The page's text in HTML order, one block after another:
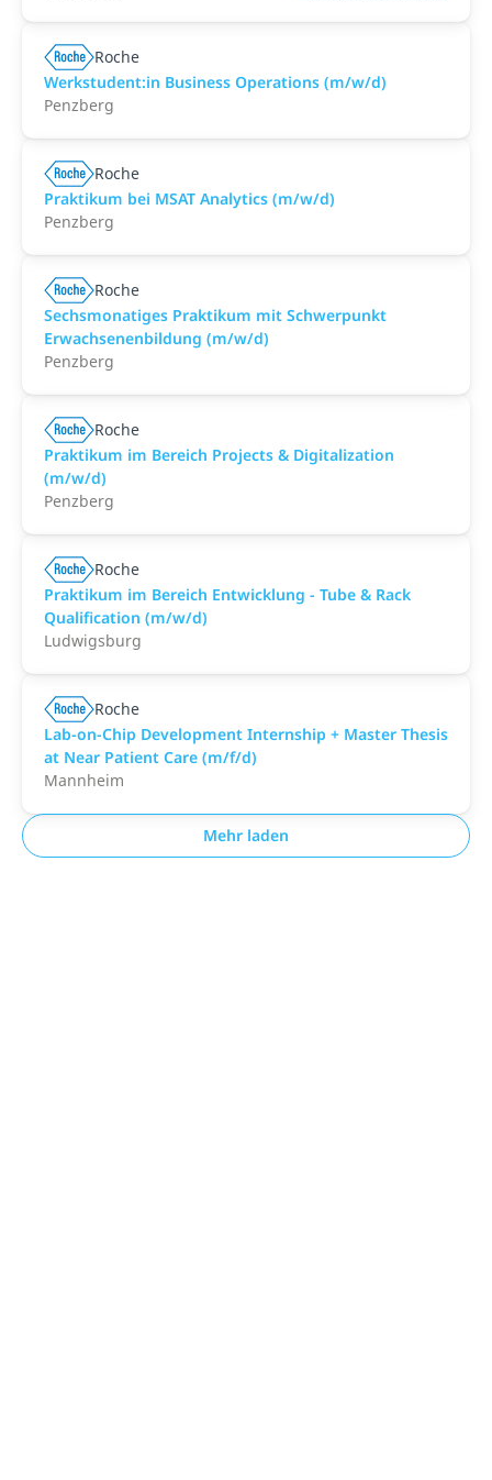
Roche
Werkstudent:in Business Operations (m/w/d)
Penzberg
Roche
Praktikum bei MSAT Analytics (m/w/d)
Penzberg
Roche
Sechsmonatiges Praktikum mit Schwerpunkt
Erwachsenenbildung (m/w/d)
Penzberg
Roche
Praktikum im Bereich Projects & Digitalization
(m/w/d)
Penzberg
Roche
Praktikum im Bereich Entwicklung - Tube & Rack
Qualification (m/w/d)
Ludwigsburg
Roche
Lab-on-Chip Development Internship + Master Thesis
at Near Patient Care (m/f/d)
Mannheim
Mehr laden